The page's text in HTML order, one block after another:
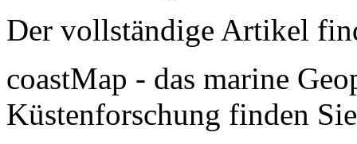
Der vollständige Artikel
coastMap - das marine
Küstenforschung finden